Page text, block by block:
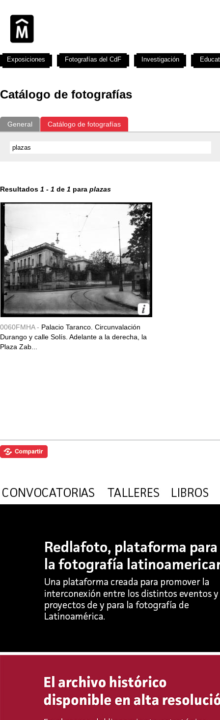
Catálogo de fotografías
General Catálogo de fotografías
Resultados 1 - 1 de 1 para plazas
0060FMHA - Palacio Taranco. Circunvalación
Durango y calle Solís. Adelante a la derecha, la
Plaza Zab...
Exposiciones Fotografías del CdF Investigación